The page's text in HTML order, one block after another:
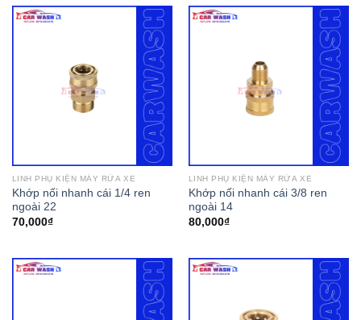
LINH PHỤ KIỆN MÁY RỬA XE
Khớp nối nhanh cái 1/4 ren
ngoài 22
70,000₫
LINH PHỤ KIỆN MÁY RỬA XE
Khớp nối nhanh cái 3/8 ren
ngoài 14
80,000₫